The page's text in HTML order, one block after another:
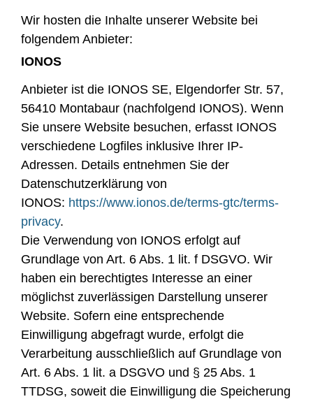
Wir hosten die Inhalte unserer Website bei
folgendem Anbieter:
IONOS
Anbieter ist die IONOS SE, Elgendorfer Str. 57,
56410 Montabaur (nachfolgend IONOS). Wenn
Sie unsere Website besuchen, erfasst IONOS
verschiedene Logfiles inklusive Ihrer IP-
Adressen. Details entnehmen Sie der
Datenschutzerklärung von
IONOS: https://www.ionos.de/terms-gtc/terms-
privacy.
Die Verwendung von IONOS erfolgt auf
Grundlage von Art. 6 Abs. 1 lit. f DSGVO. Wir
haben ein berechtigtes Interesse an einer
möglichst zuverlässigen Darstellung unserer
Website. Sofern eine entsprechende
Einwilligung abgefragt wurde, erfolgt die
Verarbeitung ausschließlich auf Grundlage von
Art. 6 Abs. 1 lit. a DSGVO und § 25 Abs. 1
TTDSG, soweit die Einwilligung die Speicherung